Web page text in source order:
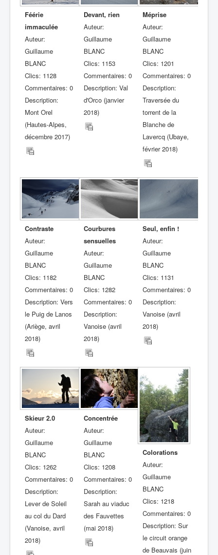
Féérie
immaculée
Auteur:
Guillaume
BLANC
Clics: 1128
Commentaires: 0
Description:
Mont Orel
(Hautes-Alpes,
décembre 2017)
Devant, rien
Auteur:
Guillaume
BLANC
Clics: 1153
Commentaires: 0
Description: Val
d'Orco (janvier
2018)
Méprise
Auteur:
Guillaume
BLANC
Clics: 1201
Commentaires: 0
Description:
Traversée du
torrent de la
Blanche de
Lavercq (Ubaye,
février 2018)
Contraste
Auteur:
Guillaume
BLANC
Clics: 1182
Commentaires: 0
Description: Vers
le Puig de Lanos
(Ariège, avril
2018)
Courbures
sensuelles
Auteur:
Guillaume
BLANC
Clics: 1282
Commentaires: 0
Description:
Vanoise (avril
2018)
Seul, enfin !
Auteur:
Guillaume
BLANC
Clics: 1131
Commentaires: 0
Description:
Vanoise (avril
2018)
Skieur 2.0
Auteur:
Guillaume
BLANC
Clics: 1262
Commentaires: 0
Description:
Lever de Soleil
au col du Dard
(Vanoise, avril
2018)
Concentrée
Auteur:
Guillaume
BLANC
Clics: 1208
Commentaires: 0
Description:
Sarah au viaduc
des Fauvettes
(mai 2018)
Colorations
Auteur:
Guillaume
BLANC
Clics: 1218
Commentaires: 0
Description: Sur
le circuit orange
de Beauvais (juin